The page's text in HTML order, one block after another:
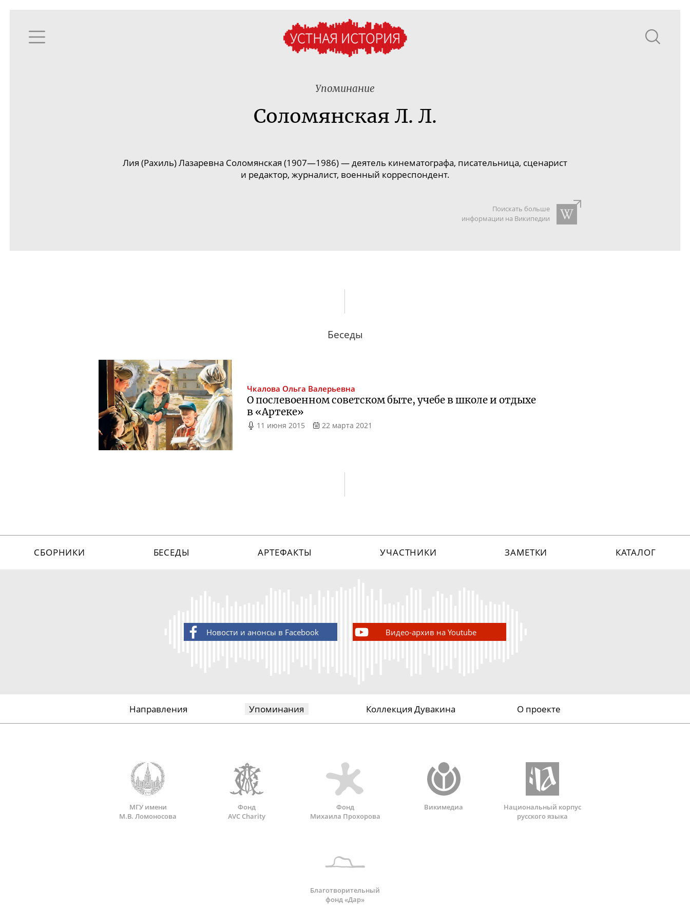
Упоминание
Соломянская Л. Л.
Лия (Рахиль) Лазаревна Соломянская (1907—1986) — деятель кинематографа, писательница, сценарист
и редактор, журналист, военный корреспондент.
Поискать больше
информации на Википедии
Беседы
Чкалова Ольга Валерьевна
О послевоенном советском быте, учебе в школе и отдыхе
в «Артеке»
11 июня 2015 22 марта 2021
СБОРНИКИ БЕСЕДЫ АРТЕФАКТЫ УЧАСТНИКИ ЗАМЕТКИ КАТАЛОГ
Новости и анонсы в Facebook Видео-архив на Youtube
Направления Упоминания Коллекция Дувакина О проекте
МГУ имени
М.В. Ломоносова
Фонд
AVC Charity
Фонд
Михаила Прохорова
Викимедиа
Национальный корпус
русского языка
Благотворительный
фонд «Дар»